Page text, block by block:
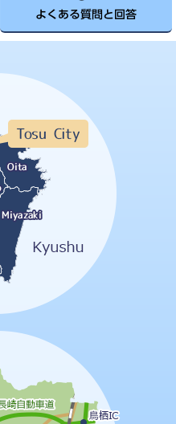
よくある質問と回答